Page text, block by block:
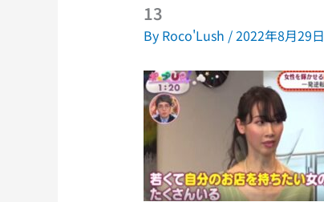
13
By Roco'Lush /2022年8月29日